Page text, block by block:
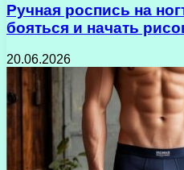
Ручная роспись на
бояться и начать
20.06.2026